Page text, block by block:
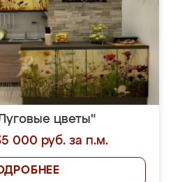
цветы"
000 руб. за п.м.